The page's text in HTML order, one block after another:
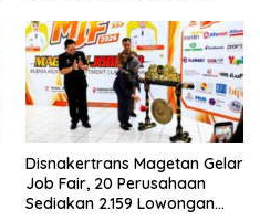
Disnakertrans Magetan Gelar
Job Fair, 20 Perusahaan
Sediakan 2.159 Lowongan